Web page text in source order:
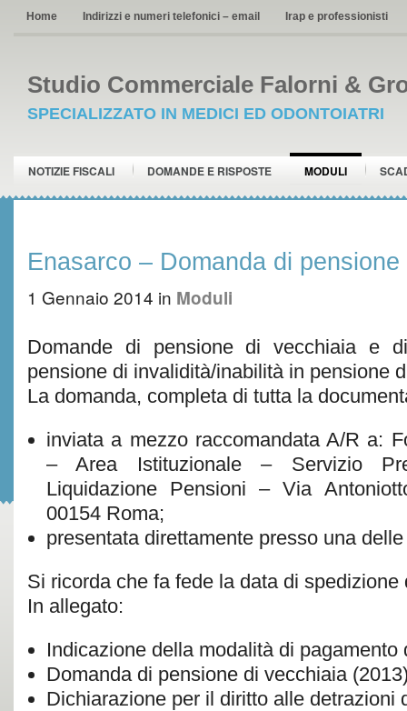
Home Indirizzi e numeri telefonici – email Irap e professionisti
Studio Commerciale Falorni &
SPECIALIZZATO IN MEDICI ED ODONTOIATRI
NOTIZIE FISCALI DOMANDE E RISPOSTE MODULI
Enasarco – Domanda di
1 Gennaio 2014 in Moduli
Domande di pensione di vecchiaia e
pensione di invalidità/inabilità in pensione
La domanda, completa di tutta la
inviata a mezzo raccomandata A/R a:
– Area Istituzionale – Servizio
Liquidazione Pensioni – Via
00154 Roma;
presentata direttamente presso una
Si ricorda che fa fede la data di
In allegato:
Indicazione della modalità di pagamento
Domanda di pensione di vecchiaia
Dichiarazione per il diritto alle detrazioni